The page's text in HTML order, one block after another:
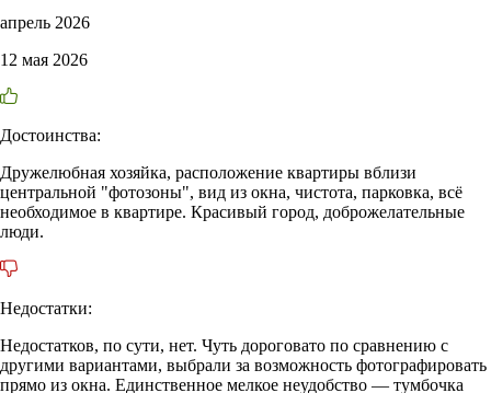
апрель 2026
12 мая 2026
Достоинства:
Дружелюбная хозяйка, расположение квартиры вблизи
центральной "фотозоны", вид из окна, чистота, парковка, всё
необходимое в квартире. Красивый город, доброжелательные
люди.
Недостатки:
Недостатков, по сути, нет. Чуть дороговато по сравнению с
другими вариантами, выбрали за возможность фотографировать
прямо из окна. Единственное мелкое неудобство — тумбочка